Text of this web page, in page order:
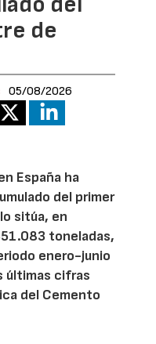
de
05/08/2026
España ha
del primer
sitúa, en
toneladas,
enero-junio
últimas cifras
del Cemento